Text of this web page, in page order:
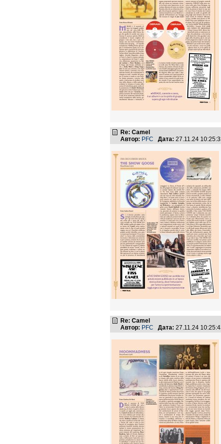
Re: Camel
Автор: PFC Дата: 27.11.24
Re: Camel
Автор: PFC Дата: 27.11.24